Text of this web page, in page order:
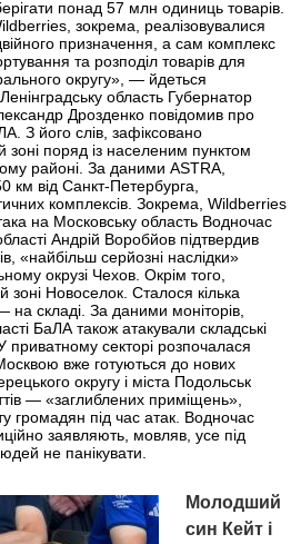
понад 57 млн одиниць товарів.
зокрема, реалізовувалися
призначення, а сам комплекс
та розподіл товарів для
округу», — йдеться
область Губернатор
Дрозденко повідомив про
З його слів, зафіксовано
зоні поряд із населеним пунктом
районі. За даними ASTRA,
км від Санкт-Петербурга,
комплексів. Зокрема, Wildberries
на Московську область Водночас
Андрій Воробйов підтвердив
«найбільш серйозні наслідки»
окрузі Чехов. Окрім того,
зоні Новоселок. Сталося кілька
складі. За даними моніторів,
БаЛА також атакували складські
секторі розпочалася
вже готуються до нових
округу і міста Подольськ
— «заглиблених приміщень»,
громадян під час атак. Водночас
заявляють, мовляв, усе під
не панікувати.
Молодший
син Кейт і